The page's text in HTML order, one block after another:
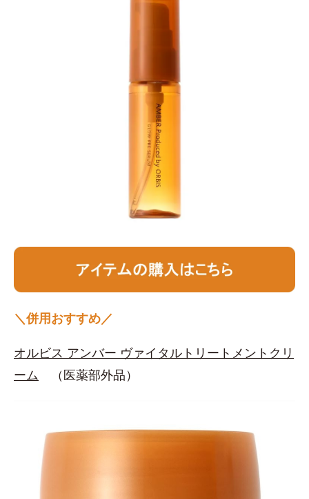
＼併用おすすめ／
オルビス アンバー ヴァイタルトリートメントクリ
ーム （医薬部外品）